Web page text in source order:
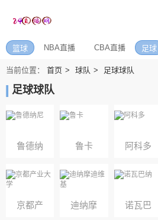
篮球 NBA直播 CBA直播 足球
当前位置： 首页 球队 足球球队
足球球队
鲁德纳
尼
鲁卡 阿科多
京都产 迪纳摩 诺瓦巴